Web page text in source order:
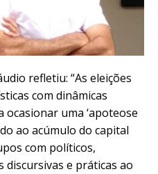
refletiu: “As eleições
com dinâmicas
ocasionar uma ‘apoteose
ao acúmulo do capital
com políticos,
e práticas ao